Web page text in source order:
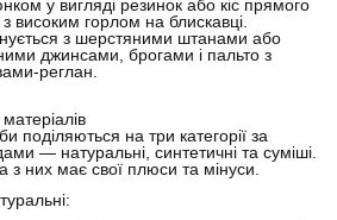
у вигляді резинок або кіс прямого
високим горлом на блискавці.
з шерстяними штанами або
джинсами, брогами і пальто з
реглан.
поділяються на три категорії за
— натуральні, синтетичні та суміші.
з них має свої плюси та мінуси.